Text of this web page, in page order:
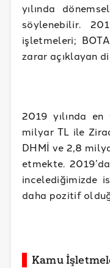
yılında
söylenebilir.
işletmeleri;
zarar açıklayan
2019 yılında
milyar TL ile
DHMİ ve 2,8
etmekte.
incelediğimizde
daha pozitif
Kamu